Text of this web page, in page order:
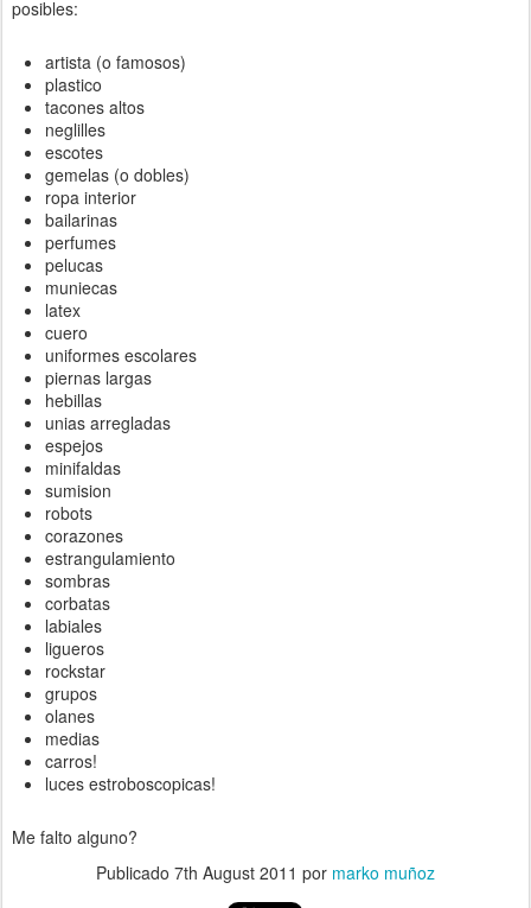
posibles:
artista (o famosos)
plastico
tacones altos
neglilles
escotes
gemelas (o dobles)
ropa interior
bailarinas
perfumes
pelucas
muniecas
latex
cuero
uniformes escolares
piernas largas
hebillas
unias arregladas
espejos
minifaldas
sumision
robots
corazones
estrangulamiento
sombras
corbatas
labiales
ligueros
rockstar
grupos
olanes
medias
carros!
luces estroboscopicas!
Me falto alguno?
Publicado 7th August 2011 por marko muñoz